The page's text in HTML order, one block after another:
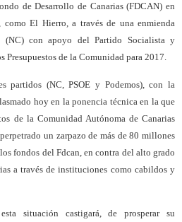
de Desarrollo de Canarias (FDCAN) en
como El Hierro, a través de una enmienda
(NC) con apoyo del Partido Socialista y
Presupuestos de la Comunidad para 2017.
partidos (NC, PSOE y Podemos), con la
hoy en la ponencia técnica en la que
de la Comunidad Autónoma de Canarias
un zarpazo de más de 80 millones
fondos del Fdcan, en contra del alto grado
a través de instituciones como cabildos y
situación castigará, de prosperar su